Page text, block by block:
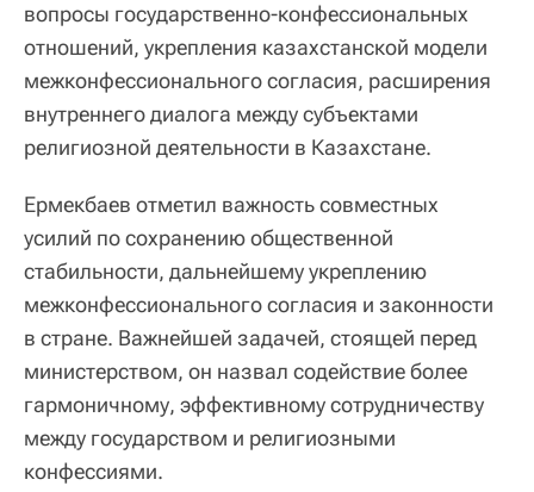
вопросы государственно-конфессиональных
отношений, укрепления казахстанской модели
межконфессионального согласия, расширения
внутреннего диалога между субъектами
религиозной деятельности в Казахстане.
Ермекбаев отметил важность совместных
усилий по сохранению общественной
стабильности, дальнейшему укреплению
межконфессионального согласия и законности
в стране. Важнейшей задачей, стоящей перед
министерством, он назвал содействие более
гармоничному, эффективному сотрудничеству
между государством и религиозными
конфессиями.